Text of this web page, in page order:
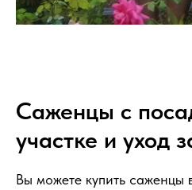
Саженцы с
участке и уход
Вы можете купить саженцы